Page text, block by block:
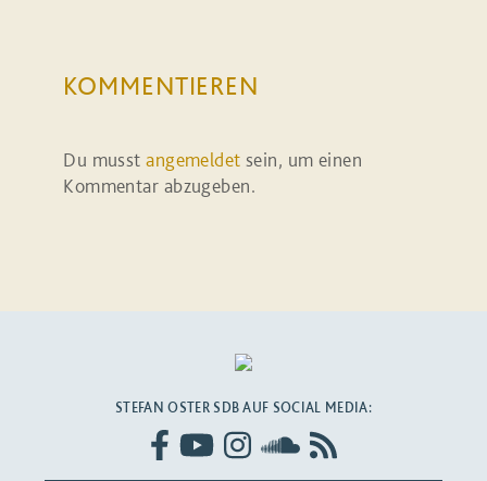
KOMMENTIEREN
Du musstangemeldet sein, um einen
Kommentar abzugeben.
STEFAN OSTER SDB AUF SOCIAL MEDIA: